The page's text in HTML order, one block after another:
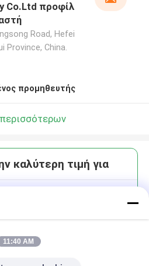
Co.Ltd προφίλ
Road, Hefei
Province, China.
προμηθευτής
καλύτερη τιμή για
SE)
11:40 AM